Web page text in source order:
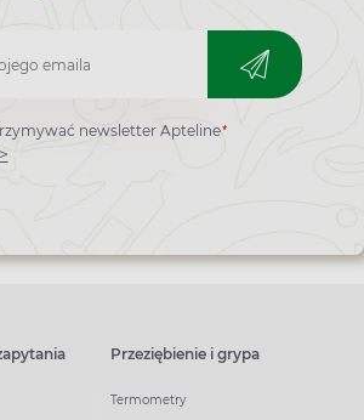
newsletter Apteline*
Przeziębienie i grypa
Termometry